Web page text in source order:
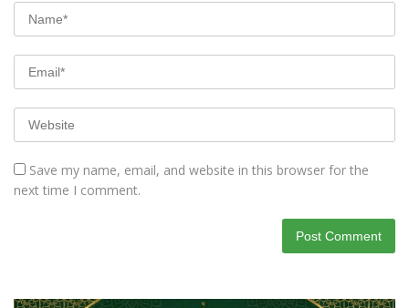
Save my name, email, and website in this browser for the
next time I comment.